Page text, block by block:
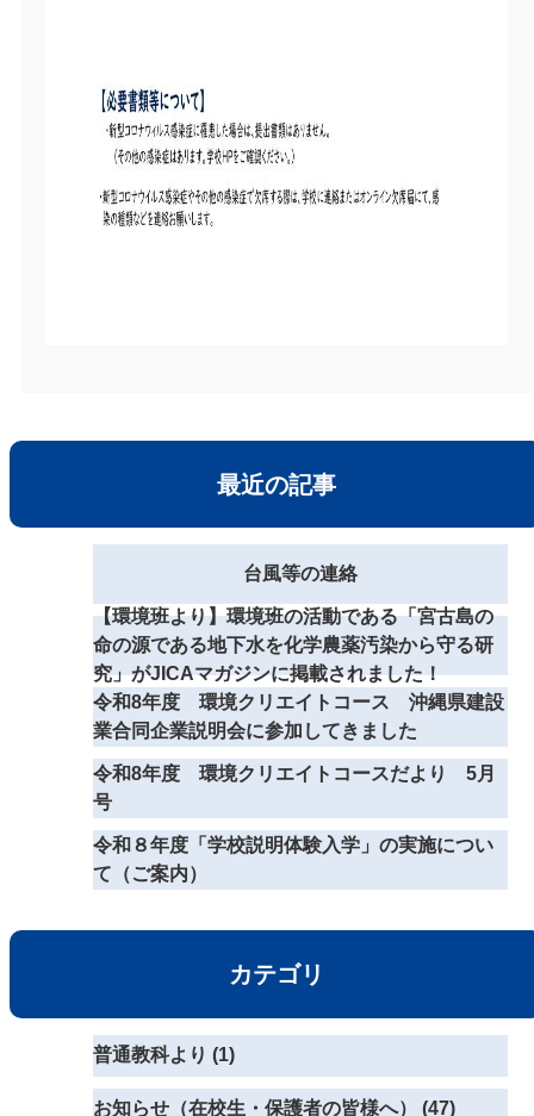
最近の記事
台風等の連絡
【環境班より】環境班の活動である「宮古島の
命の源である地下水を化学農薬汚染から守る研
究」がJICAマガジンに掲載されました！
令和8年度 環境クリエイトコース 沖縄県建設
業合同企業説明会に参加してきました
令和8年度 環境クリエイトコースだより 5月
号
令和８年度「学校説明体験入学」の実施につい
て（ご案内）
カテゴリ
普通教科より (1)
お知らせ（在校生・保護者の皆様へ） (47)